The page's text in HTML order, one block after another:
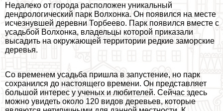
Недалеко от города расположен уникальный
дендрологический парк Волхонка. Он появился на месте
исчезнувшей деревни Торбеево. Парк появился вместе с
усадьбой Волхонка, владельцы которой приказали
высадить на окружающей территории редкие заморские
деревья.
Со временем усадьба пришла в запустение, но парк
сохранился до настоящего времени. Он представляет
большой интерес у ученых и любителей. Сейчас здесь
можно увидеть около 120 видов деревьев, которые